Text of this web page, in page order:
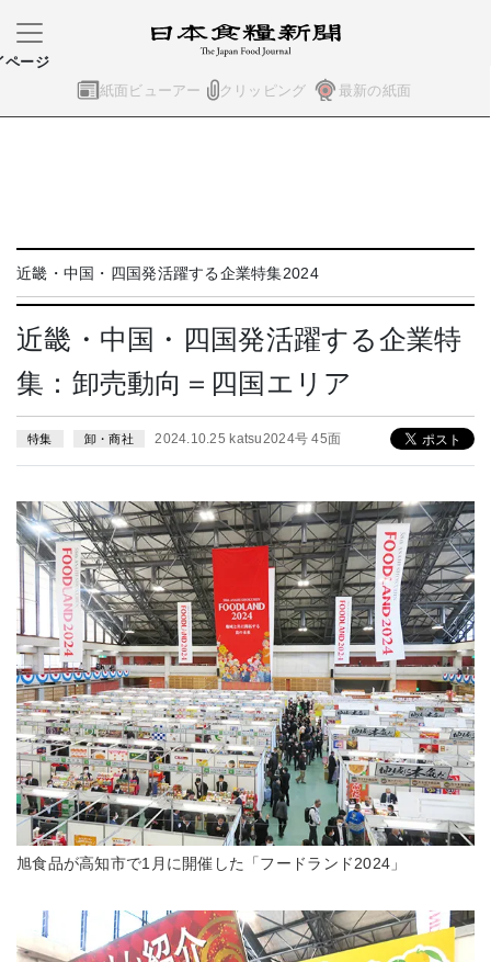
紙面ビューアー クリッピング 最新の紙面
ページ
近畿・中国・四国発活躍する企業特集2024
近畿・中国・四国発活躍する企業特
集：卸売動向＝四国エリア
特集 卸・商社 2024.10.25 katsu2024号 45面
旭食品が高知市で1月に開催した「フードランド2024」